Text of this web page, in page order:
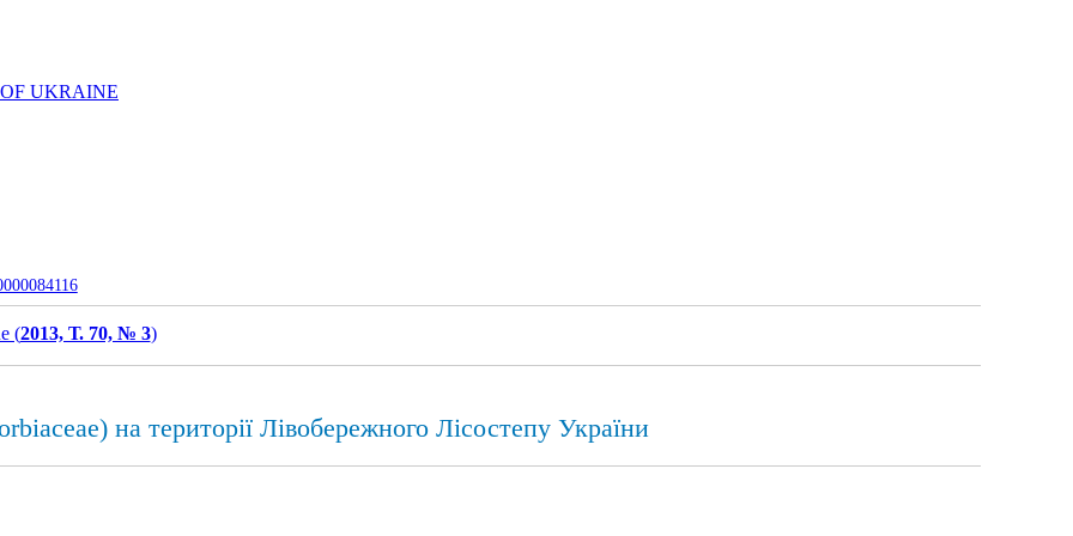
UKRAINE
(2013, Т. 70, № 3)
на території Лівобережного Лісостепу України